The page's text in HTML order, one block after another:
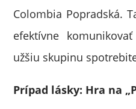
Colombia Popradská.
efektívne
užšiu skupinu
Prípad lásky: Hra na